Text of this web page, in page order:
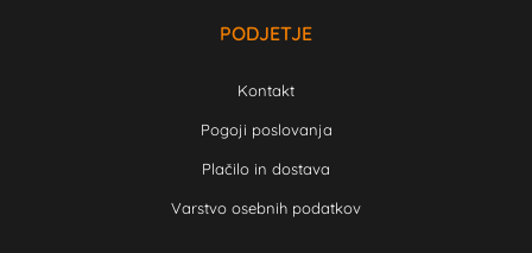
PODJETJE
Kontakt
Pogoji poslovanja
Plačilo in dostava
Varstvo osebnih podatkov